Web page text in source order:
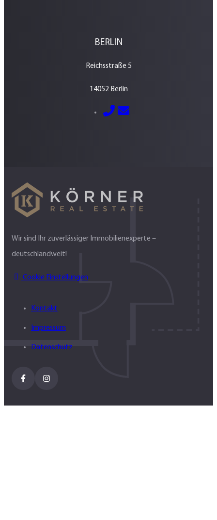
BERLIN
Reichsstraße 5
14052 Berlin
030 – 700 800 760
E-Mail senden
Wir sind Ihr zuverlässiger Immobilienexperte –
deutschlandweit!
Cookie Einstellungen
Kontakt
Impressum
Datenschutz